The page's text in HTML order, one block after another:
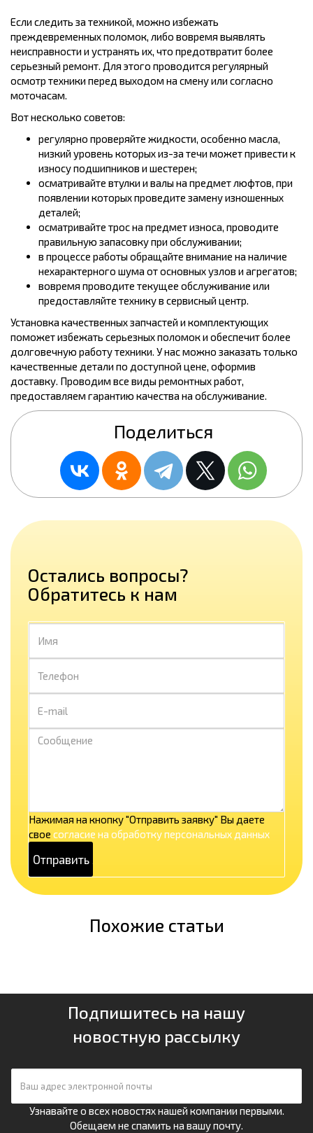
Если следить за техникой, можно избежать
преждевременных поломок, либо вовремя выявлять
неисправности и устранять их, что предотвратит более
серьезный ремонт. Для этого проводится регулярный
осмотр техники перед выходом на смену или согласно
моточасам.
Вот несколько советов:
регулярно проверяйте жидкости, особенно масла,
низкий уровень которых из-за течи может привести к
износу подшипников и шестерен;
осматривайте втулки и валы на предмет люфтов, при
появлении которых проведите замену изношенных
деталей;
осматривайте трос на предмет износа, проводите
правильную запасовку при обслуживании;
в процессе работы обращайте внимание на наличие
нехарактерного шума от основных узлов и агрегатов;
вовремя проводите текущее обслуживание или
предоставляйте технику в сервисный центр.
Установка качественных запчастей и комплектующих
поможет избежать серьезных поломок и обеспечит более
долговечную работу техники. У нас можно заказать только
качественные детали по доступной цене, оформив
доставку. Проводим все виды ремонтных работ,
предоставляем гарантию качества на обслуживание.
Поделиться
Остались вопросы?
Обратитесь к нам
Нажимая на кнопку "Отправить заявку" Вы даете
свое согласие на обработку персональных данных
Похожие статьи
Подпишитесь на нашу
новостную рассылку
Узнавайте о всех новостях нашей компании первыми.
Обещаем не спамить на вашу почту.